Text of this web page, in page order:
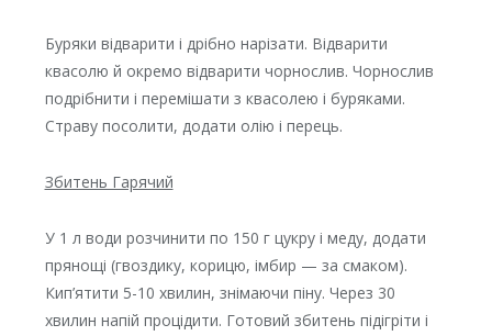
Буряки відварити і дрібно нарізати. Відварити
квасолю й окремо відварити чорнослив. Чорнослив
подрібнити і перемішати з квасолею і буряками.
Страву посолити, додати олію і перець.
Збитень Гарячий
У 1 л води розчинити по 150 г цукру і меду, додати
прянощі (гвоздику, корицю, імбир — за смаком).
Кип’ятити 5-10 хвилин, знімаючи піну. Через 30
хвилин напій процідити. Готовий збитень підігріти і